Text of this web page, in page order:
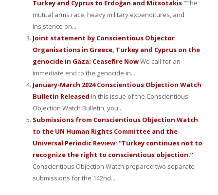
Turkey and Cyprus to Erdoğan and Mitsotakis "The
mutual arms race, heavy military expenditures, and
insistence on...
Joint statement by Conscientious Objector
Organisations in Greece, Turkey and Cyprus on the
genocide in Gaza: Ceasefire NowWe call for an
immediate end to the genocide in...
January-March 2024 Conscientious Objection Watch
Bulletin Released In this issue of the Conscientious
Objection Watch Bulletin, you...
Submissions from Conscientious Objection Watch
to the UN Human Rights Committee and the
Universal Periodic Review: “Turkey continues not to
recognize the right to conscientious objection.”
Conscientious Objection Watch prepared two separate
submissions for the 142nd...